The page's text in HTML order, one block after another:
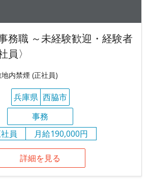
務職 ～未経験歓迎・経験者
員〉
内禁煙 (正社員)
兵庫県 西脇市
事務
員
月給190,000円
詳細を見る